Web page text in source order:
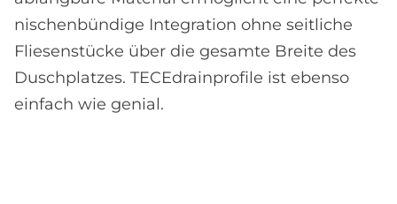
nischenbündige Integration ohne seitliche
Fliesenstücke über die gesamte Breite des
Duschplatzes. TECEdrainprofile ist ebenso
einfach wie genial.